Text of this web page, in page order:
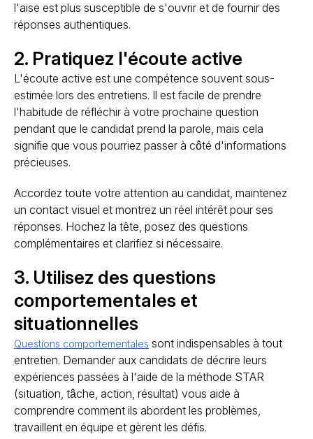
l'aise est plus susceptible de s'ouvrir et de fournir des
réponses authentiques.
2. Pratiquez l'écoute active
L'écoute active est une compétence souvent sous-
estimée lors des entretiens. Il est facile de prendre
l'habitude de réfléchir à votre prochaine question
pendant que le candidat prend la parole, mais cela
signifie que vous pourriez passer à côté d'informations
précieuses.
Accordez toute votre attention au candidat, maintenez
un contact visuel et montrez un réel intérêt pour ses
réponses. Hochez la tête, posez des questions
complémentaires et clarifiez si nécessaire.
3. Utilisez des questions
comportementales et
situationnelles
Questions comportementales sont indispensables à tout
entretien. Demander aux candidats de décrire leurs
expériences passées à l'aide de la méthode STAR
(situation, tâche, action, résultat) vous aide à
comprendre comment ils abordent les problèmes,
travaillent en équipe et gèrent les défis.